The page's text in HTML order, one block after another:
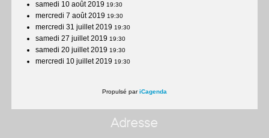
samedi 10 août 2019 19:30
mercredi 7 août 2019 19:30
mercredi 31 juillet 2019 19:30
samedi 27 juillet 2019 19:30
samedi 20 juillet 2019 19:30
mercredi 10 juillet 2019 19:30
Propulsé pariCagenda
Adresse